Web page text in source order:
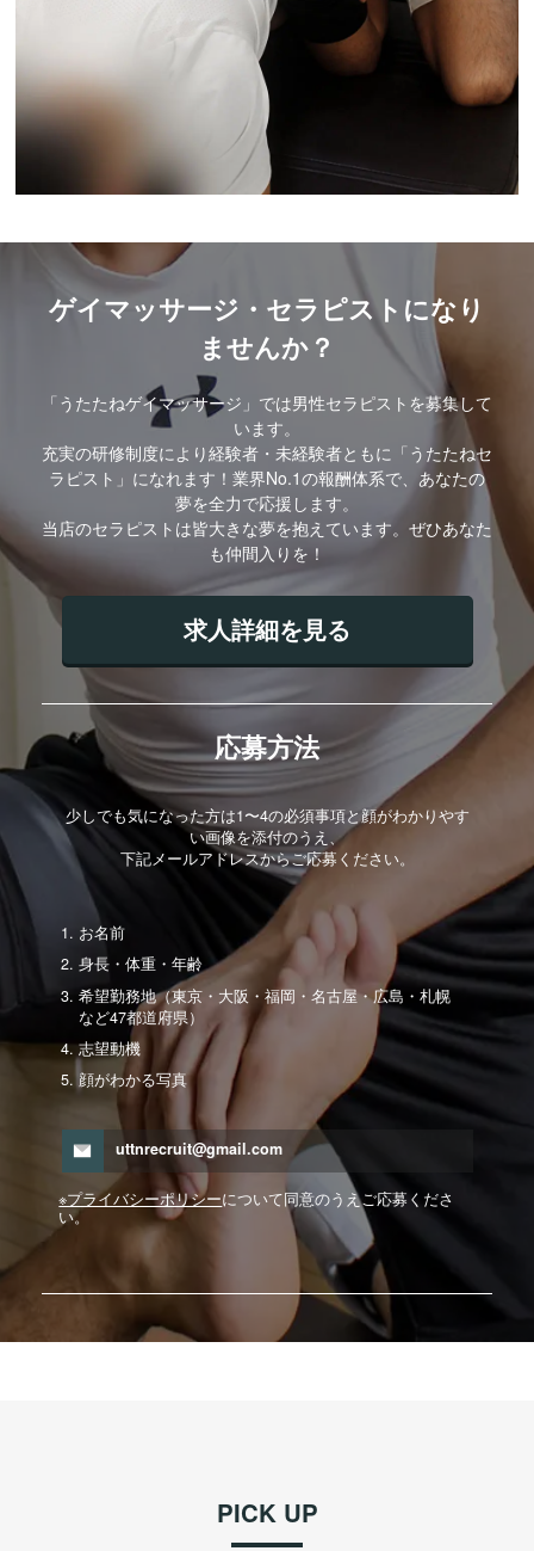
ゲイマッサージ・セラピストになり
ませんか？
「うたたねゲイマッサージ」では男性セラピストを募集して
います。
充実の研修制度により経験者・未経験者ともに「うたたねセ
ラピスト」になれます！業界No.1の報酬体系で、あなたの
夢を全力で応援します。
当店のセラピストは皆大きな夢を抱えています。ぜひあなた
も仲間入りを！
求人詳細を見る
応募方法
少しでも気になった方は1〜4の必須事項と顔がわかりやす
い画像を添付のうえ、
下記メールアドレスからご応募ください。
お名前
身長・体重・年齢
希望勤務地（東京・大阪・福岡・名古屋・広島・札幌
など47都道府県）
志望動機
顔がわかる写真
uttnrecruit@gmail.com
※プライバシーポリシーについて同意のうえご応募くださ
い。
PICK UP